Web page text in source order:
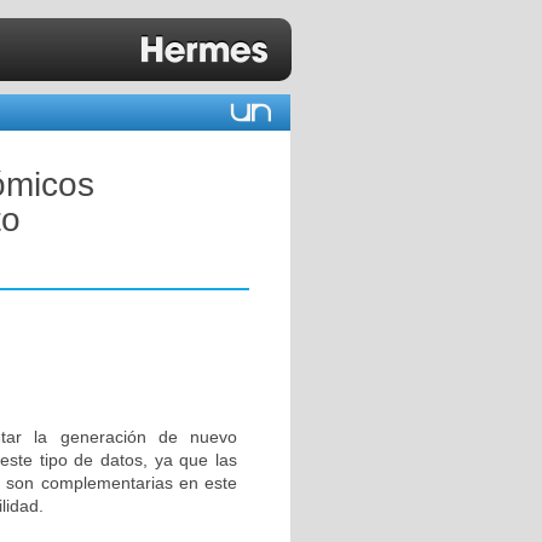
la generación de nuevo
tipo de datos, ya que las
complementarias en este